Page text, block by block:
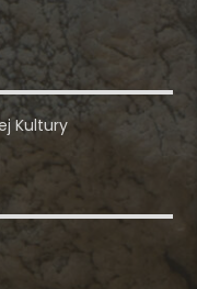
Kultury